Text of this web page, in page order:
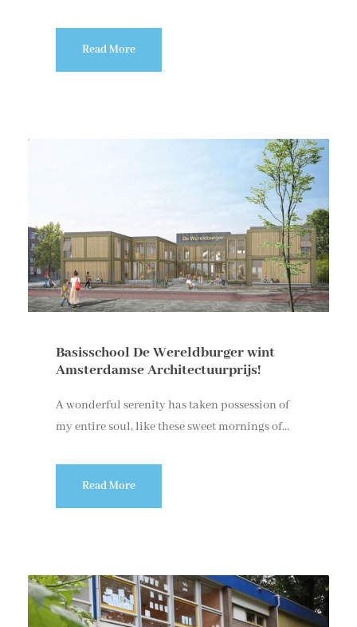
Read More
Basisschool De Wereldburger wint
Amsterdamse Architectuurprijs!
A wonderful serenity has taken possession of
my entire soul, like these sweet mornings of...
Read More